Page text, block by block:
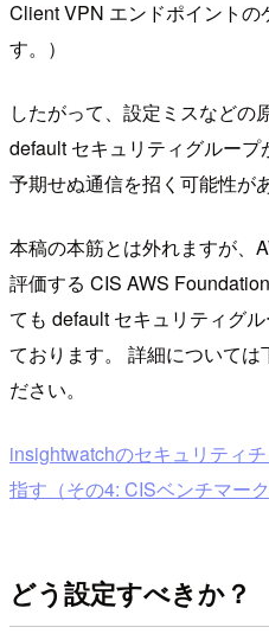
Client VPN エンドポイントの
す。）
したがって、設定ミスなどの
default セキュリティグルー
予期せぬ通信を招く可能性が
本稿の本筋とは外れますが、
評価する CIS AWS
ても default セキュリティグ
ております。 詳細については
ださい。
insightwatchのセキュリティ
指す（その4: CISベンチマー
どう設定すべきか？